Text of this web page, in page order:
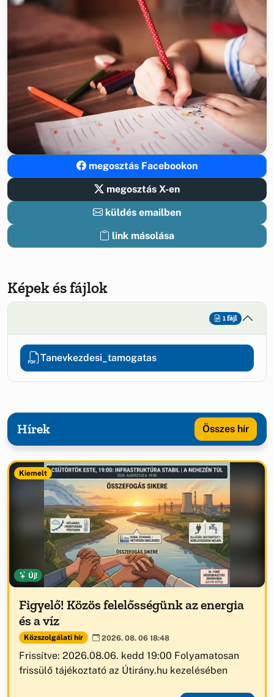
megosztás Facebookon
megosztás X-en
küldés emailben
link másolása
Képek és fájlok
1 fájl
Tanevkezdesi_tamogatas
Hírek Összes hír
Kiemelt
Új!
Figyelő! Közös felelősségünk az energia
és a víz
Közszolgálati hír 2026. 08. 06 18:48
Frissítve: 2026.08.06. kedd 19:00 Folyamatosan
frissülő tájékoztató az Útirány.hu kezelésében